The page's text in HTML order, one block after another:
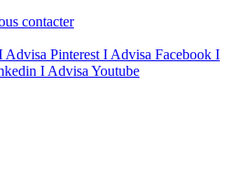
contacter
Advisa Pinterest I Advisa Facebook I
I Advisa Youtube